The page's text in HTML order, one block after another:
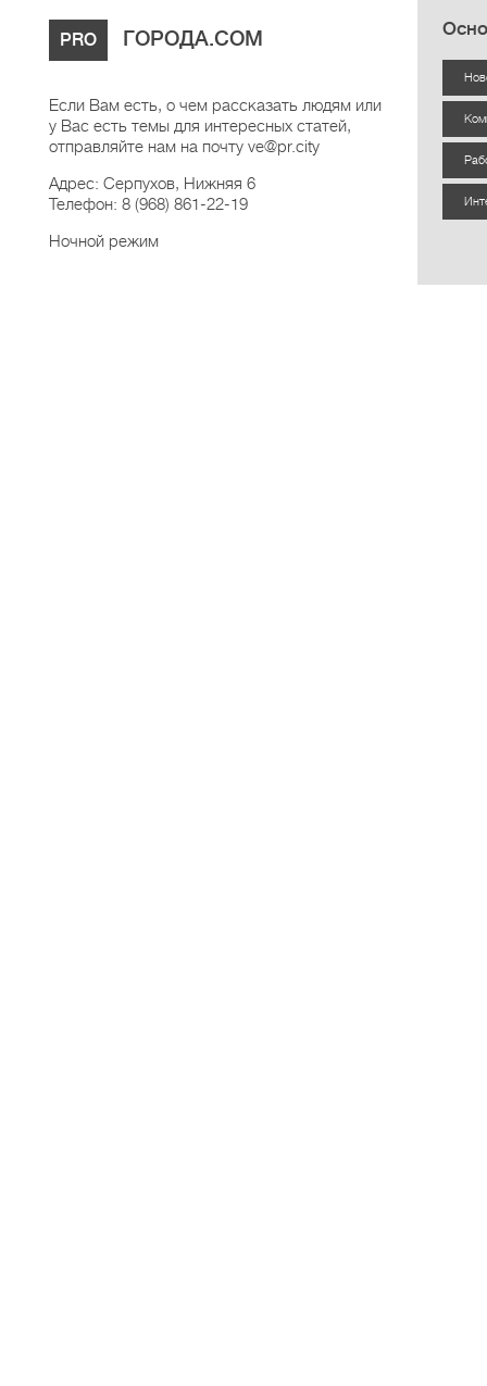
PRO ГОРОДА.COM
Если Вам есть, о чем рассказать людям или
у Вас есть темы для интересных статей,
отправляйте нам на почту ve@pr.city
Адрес: Серпухов, Нижняя 6
Телефон: 8 (968) 861-22-19
Ночной режим